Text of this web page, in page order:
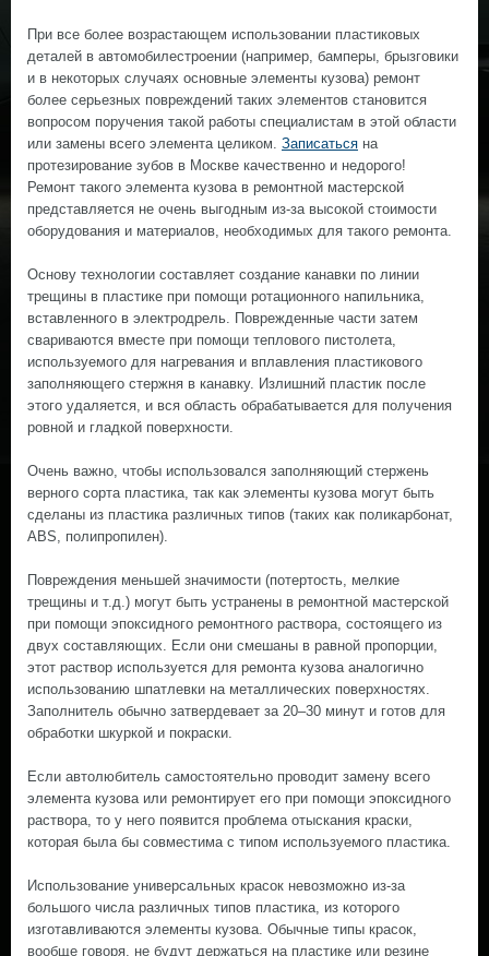
При все более возрастающем использовании пластиковых
деталей в автомобилестроении (например, бамперы, брызговики
и в некоторых случаях основные элементы кузова) ремонт
более серьезных повреждений таких элементов становится
вопросом поручения такой работы специалистам в этой области
или замены всего элемента целиком. Записаться на
протезирование зубов в Москве качественно и недорого!
Ремонт такого элемента кузова в ремонтной мастерской
представляется не очень выгодным из-за высокой стоимости
оборудования и материалов, необходимых для такого ремонта.
Основу технологии составляет создание канавки по линии
трещины в пластике при помощи ротационного напильника,
вставленного в электродрель. Поврежденные части затем
свариваются вместе при помощи теплового пистолета,
используемого для нагревания и вплавления пластикового
заполняющего стержня в канавку. Излишний пластик после
этого удаляется, и вся область обрабатывается для получения
ровной и гладкой поверхности.
Очень важно, чтобы использовался заполняющий стержень
верного сорта пластика, так как элементы кузова могут быть
сделаны из пластика различных типов (таких как поликарбонат,
ABS, полипропилен).
Повреждения меньшей значимости (потертость, мелкие
трещины и т.д.) могут быть устранены в ремонтной мастерской
при помощи эпоксидного ремонтного раствора, состоящего из
двух составляющих. Если они смешаны в равной пропорции,
этот раствор используется для ремонта кузова аналогично
использованию шпатлевки на металлических поверхностях.
Заполнитель обычно затвердевает за 20–30 минут и готов для
обработки шкуркой и покраски.
Если автолюбитель самостоятельно проводит замену всего
элемента кузова или ремонтирует его при помощи эпоксидного
раствора, то у него появится проблема отыскания краски,
которая была бы совместима с типом используемого пластика.
Использование универсальных красок невозможно из-за
большого числа различных типов пластика, из которого
изготавливаются элементы кузова. Обычные типы красок,
вообще говоря, не будут держаться на пластике или резине